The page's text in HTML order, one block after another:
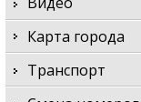
Карта города
Транспорт